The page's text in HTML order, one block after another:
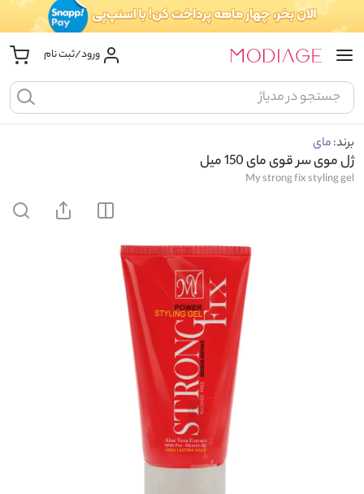
ورود/ثبت نام
برند:مای
ژل موی سر قوی مای 150 میل
My strong fix styling gel